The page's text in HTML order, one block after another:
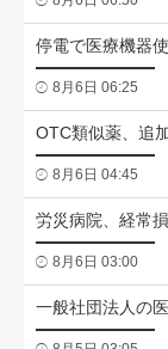
停電で医療機器
8月6日 06:25
OTC類似薬、追
8月6日 04:45
労災病院、経常
8月6日 03:00
一般社団法人の